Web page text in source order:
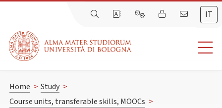
IT
Home > Study >
Course units, transferable skills, MOOCs >